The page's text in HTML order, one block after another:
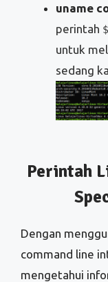
uname
perintah
untuk
sedang
Perintah
Dengan
command line
mengetahui